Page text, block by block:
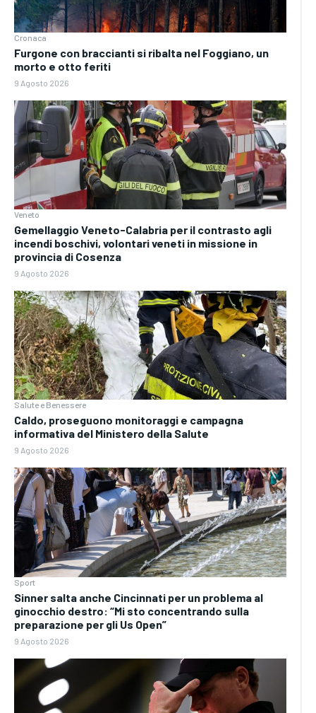
Cronaca
Furgone con braccianti si ribalta nel Foggiano, un
morto e otto feriti
9 Agosto 2026
Veneto
Gemellaggio Veneto-Calabria per il contrasto agli
incendi boschivi, volontari veneti in missione in
provincia di Cosenza
9 Agosto 2026
Salute e Benessere
Caldo, proseguono monitoraggi e campagna
informativa del Ministero della Salute
9 Agosto 2026
Sport
Sinner salta anche Cincinnati per un problema al
ginocchio destro: “Mi sto concentrando sulla
preparazione per gli Us Open”
9 Agosto 2026